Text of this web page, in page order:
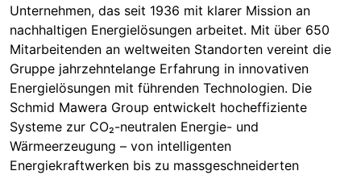
Unternehmen, das seit 1936 mit klarer Mission an
nachhaltigen Energielösungen arbeitet. Mit über 650
Mitarbeitenden an weltweiten Standorten vereint die
Gruppe jahrzehntelange Erfahrung in innovativen
Energielösungen mit führenden Technologien. Die
Schmid Mawera Group entwickelt hocheffiziente
Systeme zur CO₂-neutralen Energie- und
Wärmeerzeugung – von intelligenten
Energiekraftwerken bis zu massgeschneiderten